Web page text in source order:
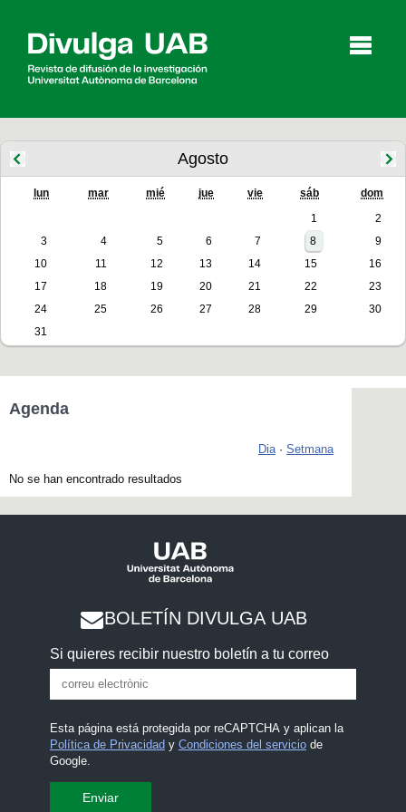
Artículos Entrevistas Vídeos
English Català
Agosto
lun mar mié jue vie sáb dom
1
2
3
4 5 6 7 8
9
10
11 12 13 14 15
16
17
18 19 20 21 22
23
24
25 26 27 28 29
30
31
Agenda
Dia · Setmana
No se han encontrado resultados
BOLETÍN DIVULGA UAB
Si quieres recibir nuestro boletín a tu correo
Esta página está protegida por reCAPTCHA y aplican la
Política de Privacidady Condiciones del serviciode
Google.